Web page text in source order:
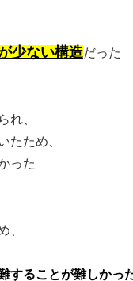
少ない構造だった
れ、
たため、
った
、
することが難しかっ